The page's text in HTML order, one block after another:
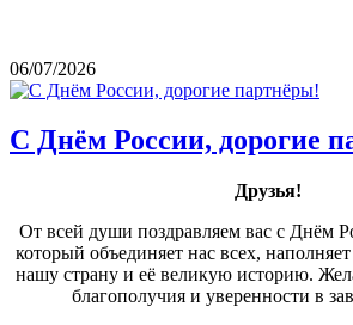
06/07/2026
С Днём России, дорогие
Друзья!
От всей души поздравляем вас с Днём
который объединяет нас всех,
нашу страну и её великую историю.
благополучия и уверенности в